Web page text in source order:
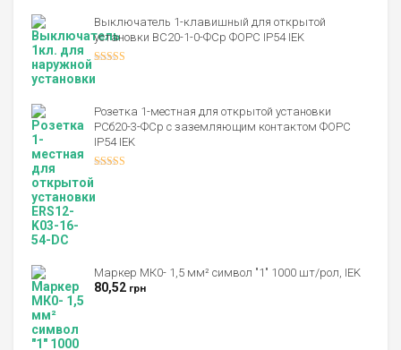
Выключатель 1-клавишный для открытой
установки ВС20-1-0-ФСр ФОРС IP54 IEK
4.00
Розетка 1-местная для открытой установки
РСб20-3-ФСр с заземляющим контактом ФОРС
IP54 IEK
Маркер МК0- 1,5 мм² символ "1" 1000 шт/рол, IEK
80,52 грн